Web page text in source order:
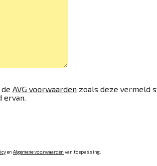
AVG voorwaarden zoals deze vermeld
ervan.
en Algemene voorwaarden van toepassing.